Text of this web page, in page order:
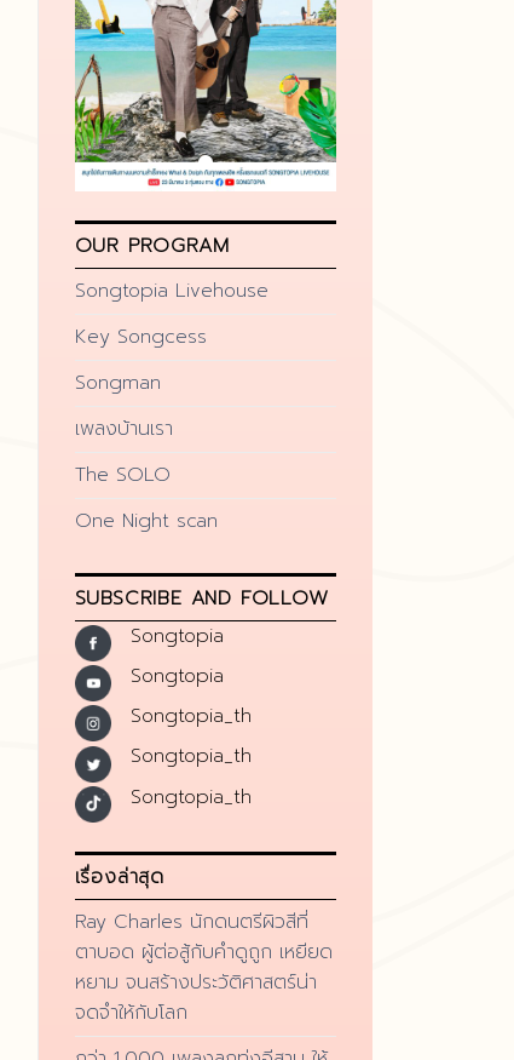
OUR PROGRAM
Songtopia Livehouse
Key Songcess
Songman
เพลงบ้านเรา
The SOLO
One Night scan
SUBSCRIBE AND FOLLOW
Songtopia
Songtopia
Songtopia_th
Songtopia_th
Songtopia_th
เรื่องล่าสุด
Ray Charles นักดนตรีผิวสีที่
ตาบอด ผู้ต่อสู้กับคำดูถูก เหยียด
หยาม จนสร้างประวัติศาสตร์น่า
จดจำให้กับโลก